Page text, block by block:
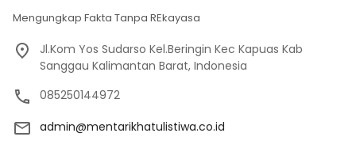
Mengungkap Fakta Tanpa REkayasa
Jl.Kom Yos Sudarso Kel.Beringin Kec Kapuas Kab
Sanggau Kalimantan Barat, Indonesia
085250144972
admin@mentarikhatulistiwa.co.id